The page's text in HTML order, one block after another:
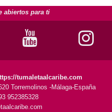
abiertos para ti
tumaletaalcaribe.com
Torremolinos -Málaga-España
952385328